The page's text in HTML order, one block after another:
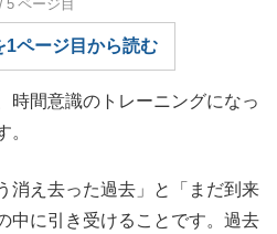
/5 ページ目
1ページ目から読む
間意識のトレーニングになっ
。
消え去った過去」と「まだ到来
中に引き受けることです。過去